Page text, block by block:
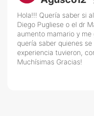
Hola!!! Quería saber si
Diego Pugliese o el dr
aumento mamario y
quería saber quienes
experiencia tuvieron,
Muchísimas Gracias!